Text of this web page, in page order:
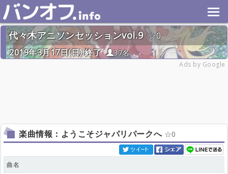
代々木アニソンセッションvol.9
0
2019年3月17日(日) 終了
37名
Ads by Google
楽曲情報：ようこそジャパリパークへ 0
曲名